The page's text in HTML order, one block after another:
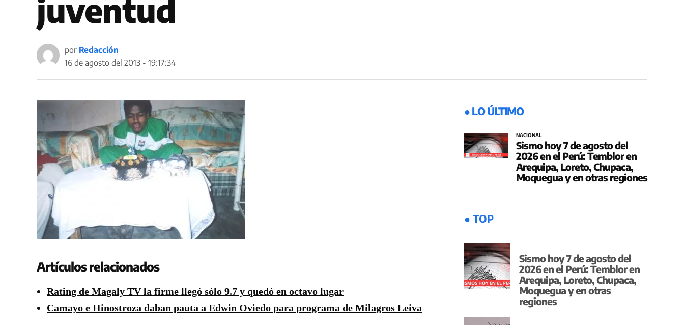
juventud
por Redacción
16 de agosto del 2013 - 19:17:34
Artículos relacionados
Rating de Magaly TV la firme llegó sólo 9.7 y quedó en octavo lugar
Camayo e Hinostroza daban pauta a Edwin Oviedo para programa de Milagros Leiva
● LO ÚLTIMO
NACIONAL
Sismo hoy 7 de agosto del
2026 en el Perú: Temblor en
Arequipa, Loreto, Chupaca,
Moquegua y en otras regiones
● TOP
Sismo hoy 7 de agosto del
2026 en el Perú: Temblor en
Arequipa, Loreto, Chupaca,
Moquegua y en otras
regiones